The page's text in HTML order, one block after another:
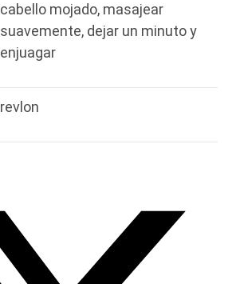
cabello mojado, masajear
suavemente, dejar un minuto y
enjuagar
revlon